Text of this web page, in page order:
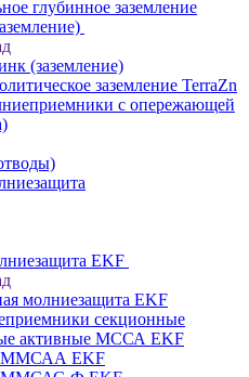
глубинное заземление
(заземление)
заземление TerraZn
с опережающей
EKF
молниезащита EKF
секционные
активные МССА EKF
ММСАА EKF